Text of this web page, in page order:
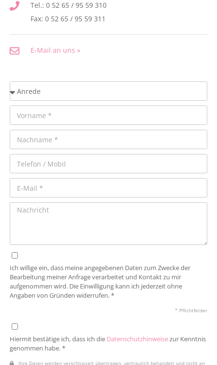
Tel.: 0 52 65 / 95 59 310
Fax: 0 52 65 / 95 59 311
E-Mail an uns »
Ich willige ein, dass meine angegebenen Daten zum Zwecke der
Bearbeitung meiner Anfrage verarbeitet und Kontakt zu mir
aufgenommen wird. Die Einwilligung kann ich jederzeit ohne
Angaben von Gründen widerrufen. *
* Pflichtfelder
Hiermit bestätige ich, dass ich die Datenschutzhinweisezur Kenntnis
genommen habe. *
Ihre Daten werden verschlüsselt übertragen, vertraulich behandelt und nicht an